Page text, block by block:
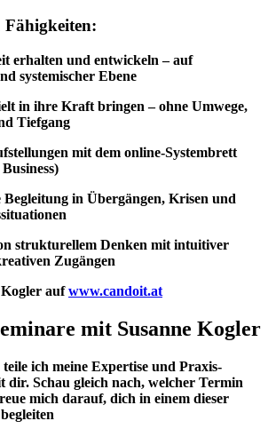
erhalten und entwickeln – auf
systemischer Ebene
in ihre Kraft bringen – ohne Umwege,
Tiefgang
mit dem online-Systembrett
in Übergängen, Krisen und
strukturellem Denken mit intuitiver
Zugängen
aufwww.candoit.at
mit Susanne Kogler
ich meine Expertise und Praxis-
Schau gleich nach, welcher Termin
mich darauf, dich in einem dieser